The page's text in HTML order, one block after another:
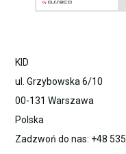
KID
ul. Grzybowska 6/10
00-131 Warszawa
Polska
Zadzwoń do nas: +48